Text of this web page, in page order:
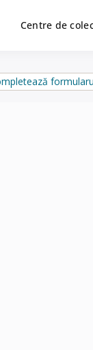
Centre de